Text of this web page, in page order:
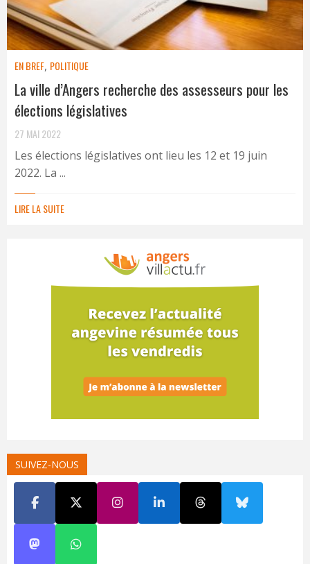
EN BREF, POLITIQUE
La ville d’Angers recherche des assesseurs pour les
élections législatives
27 MAI 2022
Les élections législatives ont lieu les 12 et 19 juin
2022. La ...
LIRE LA SUITE
SUIVEZ-NOUS